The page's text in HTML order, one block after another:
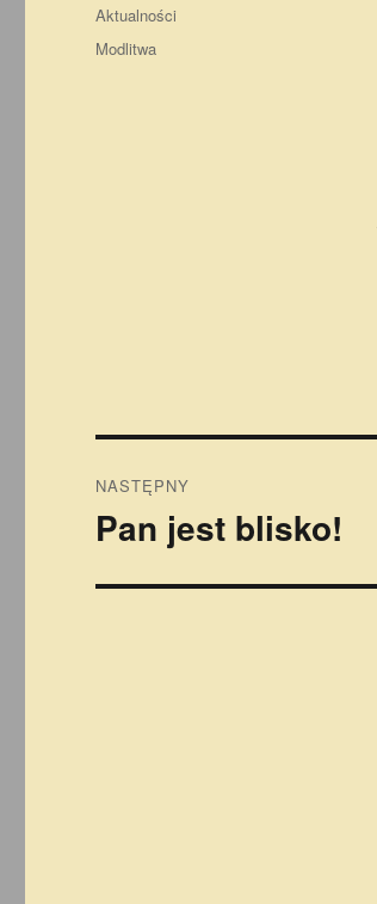
Kategorie
Aktualności
Tagi
Modlitwa
wpisu
NASTĘPNY
Następny
Pan jest blisko!